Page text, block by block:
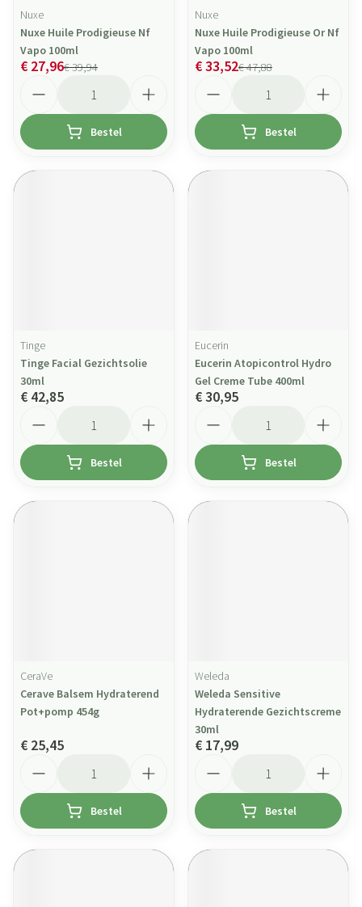
Nuxe
Nuxe Huile Prodigieuse Nf
Vapo 100ml
€ 39,94
€ 27,96
Bestel
Nuxe
Nuxe Huile Prodigieuse Or Nf
Vapo 100ml
€ 47,88
€ 33,52
Bestel
Tinge
Tinge Facial Gezichtsolie
30ml
€ 42,85
Bestel
Eucerin
Eucerin Atopicontrol Hydro
Gel Creme Tube 400ml
€ 30,95
Bestel
CeraVe
Cerave Balsem Hydraterend
Pot+pomp 454g
€ 25,45
Bestel
Weleda
Weleda Sensitive
Hydraterende Gezichtscreme
30ml
€ 17,99
Bestel